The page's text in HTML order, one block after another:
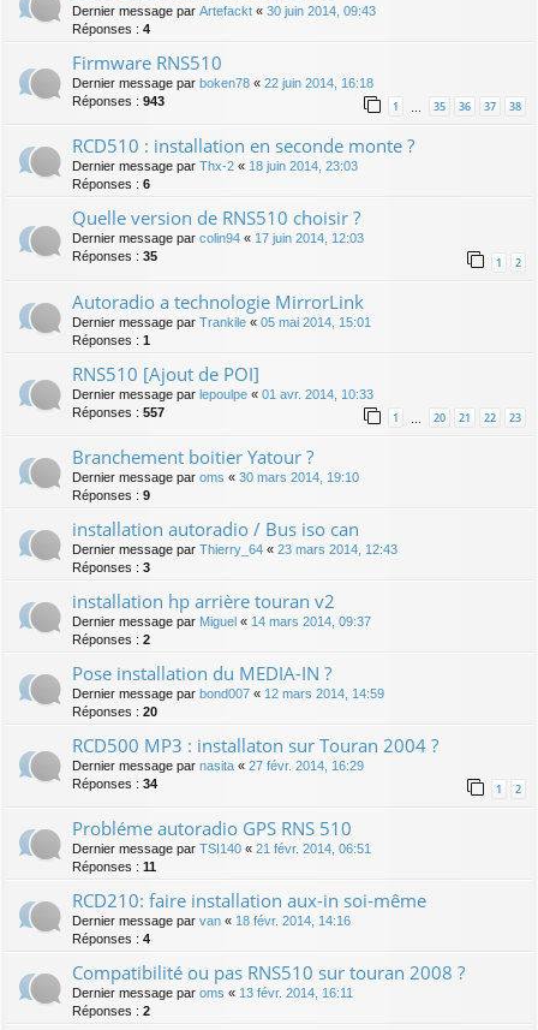
Dernier message par Artefackt « 30 juin 2014, 09:43
Réponses : 4
Firmware RNS510
Dernier message par boken78 « 22 juin 2014, 16:18
Réponses : 943 1 … 35 36 37 38
RCD510 : installation en seconde monte ?
Dernier message par Thx-2 « 18 juin 2014, 23:03
Réponses : 6
Quelle version de RNS510 choisir ?
Dernier message par colin94 « 17 juin 2014, 12:03
Réponses : 35 1 2
Autoradio a technologie MirrorLink
Dernier message par Trankile « 05 mai 2014, 15:01
Réponses : 1
RNS510 [Ajout de POI]
Dernier message par lepoulpe « 01 avr. 2014, 10:33
Réponses : 557 1 20 21 22 23
Branchement boitier Yatour ?
Dernier message par oms « 30 mars 2014, 19:10
Réponses : 9
installation autoradio / Bus iso can
Dernier message par Thierry_64 « 23 mars 2014, 12:43
Réponses : 3
installation hp arrière touran v2
Dernier message par Miguel « 14 mars 2014, 09:37
Réponses : 2
Pose installation du MEDIA-IN ?
Dernier message par bond007 « 12 mars 2014, 14:59
Réponses : 20
RCD500 MP3 : installaton sur Touran 2004 ?
Dernier message par nasita « 27 févr. 2014, 16:29
Réponses : 34 1 2
Probléme autoradio GPS RNS 510
Dernier message par TSI140 « 21 févr. 2014, 06:51
Réponses : 11
RCD210: faire installation aux-in soi-même
Dernier message par van « 18 févr. 2014, 14:16
Réponses : 4
Compatibilité ou pas RNS510 sur touran 2008 ?
Dernier message par oms « 13 févr. 2014, 16:11
Réponses : 2